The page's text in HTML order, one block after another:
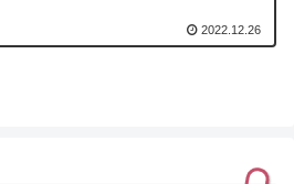
2022.12.26